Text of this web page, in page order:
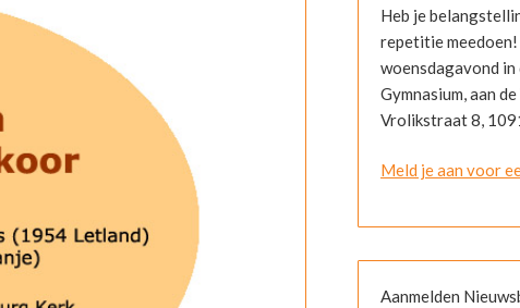
Heb je
repetitie
woensdagavond in
Gymnasium, aan
Vrolikstraat 8,
Meld je aan voor
Aanmelden